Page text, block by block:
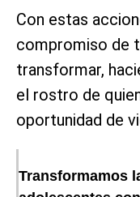
Con estas
compromiso de
transformar,
el rostro de
oportunidad de
Transformamos